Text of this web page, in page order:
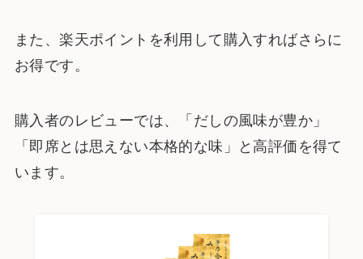
また、楽天ポイントを利用して購入すればさらに
お得です。
購入者のレビューでは、「だしの風味が豊か」
「即席とは思えない本格的な味」と高評価を得て
います。